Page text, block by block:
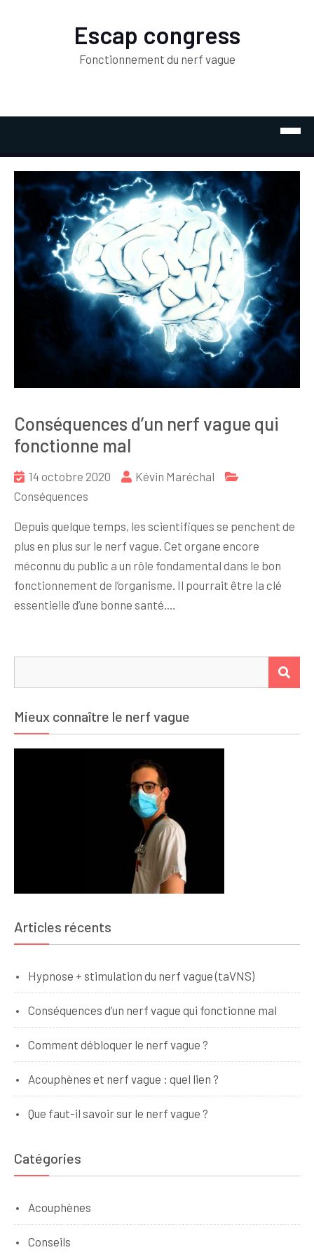
Escap congress
Fonctionnement du nerf vague
Conséquences d’un nerf vague qui
fonctionne mal
14 octobre 2020
Kévin Maréchal
Conséquences
Depuis quelque temps, les scientifiques se penchent de
plus en plus sur le nerf vague. Cet organe encore
méconnu du public a un rôle fondamental dans le bon
fonctionnement de l’organisme. Il pourrait être la clé
essentielle d’une bonne santé.…
Mieux connaître le nerf vague
Articles récents
Hypnose + stimulation du nerf vague (taVNS)
Conséquences d’un nerf vague qui fonctionne mal
Comment débloquer le nerf vague ?
Acouphènes et nerf vague : quel lien ?
Que faut-il savoir sur le nerf vague ?
Catégories
Acouphènes
Conseils